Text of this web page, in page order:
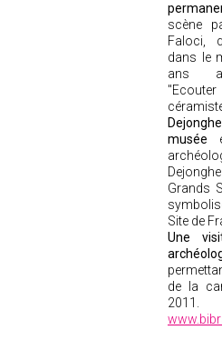
scène
Faloci,
dans le
ans
musée
Grands
Site de
Une
de la
2011.